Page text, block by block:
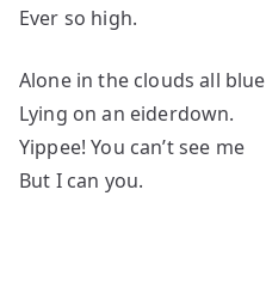
Ever so high.
Alone in the clouds all blue
Lying on an eiderdown.
Yippee! You can’t see me
But I can you.